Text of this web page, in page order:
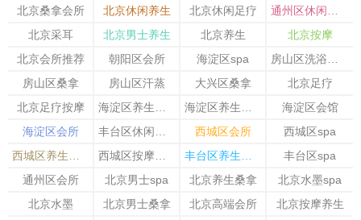
北京桑拿会所
北京休闲养生 北京休闲足疗
北京采耳
北京男士养生 北京养生
北京按摩
北京会所推荐
朝阳区会所 海淀区spa
房山区桑拿
房山区汗蒸 大兴区桑拿
北京足疗
北京足疗按摩
海淀区会馆
海淀区会所
西城区会所
西城区spa
丰台区spa
通州区会所
北京男士spa 北京养生桑拿
北京水墨spa
北京水墨
北京男士桑拿 北京高端会所
北京按摩养生